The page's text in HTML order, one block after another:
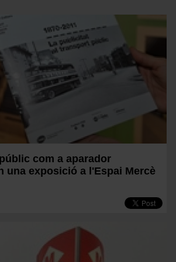
com a aparador
una exposició a l'Espai Mercè